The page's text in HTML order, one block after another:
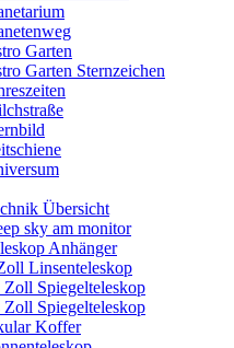
Garten
Garten Sternzeichen
Übersicht
sky am monitor
Anhänger
Linsenteleskop
Zoll Spiegelteleskop
Zoll Spiegelteleskop
Koffer